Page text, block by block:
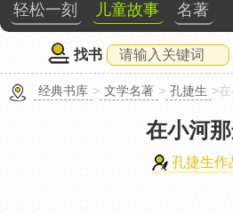
轻松一刻
儿童故事 名著
找书
经典书库 > 文学名著 > 孔捷生 >
在小河
孔捷生作